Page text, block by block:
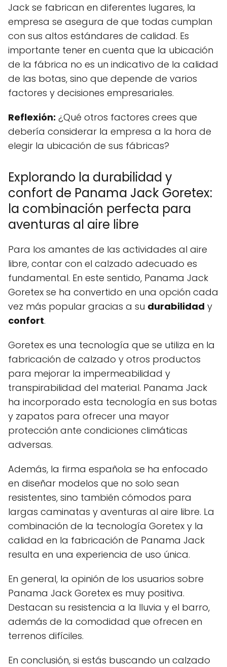
Jack se fabrican en diferentes lugares, la
empresa se asegura de que todas cumplan
con sus altos estándares de calidad. Es
importante tener en cuenta que la ubicación
de la fábrica no es un indicativo de la calidad
de las botas, sino que depende de varios
factores y decisiones empresariales.
Reflexión: ¿Qué otros factores crees que
debería considerar la empresa a la hora de
elegir la ubicación de sus fábricas?
Explorando la durabilidad y
confort de Panama Jack Goretex:
la combinación perfecta para
aventuras al aire libre
Para los amantes de las actividades al aire
libre, contar con el calzado adecuado es
fundamental. En este sentido, Panama Jack
Goretex se ha convertido en una opción cada
vez más popular gracias a su durabilidad y
confort.
Goretex es una tecnología que se utiliza en la
fabricación de calzado y otros productos
para mejorar la impermeabilidad y
transpirabilidad del material. Panama Jack
ha incorporado esta tecnología en sus botas
y zapatos para ofrecer una mayor
protección ante condiciones climáticas
adversas.
Además, la firma española se ha enfocado
en diseñar modelos que no solo sean
resistentes, sino también cómodos para
largas caminatas y aventuras al aire libre. La
combinación de la tecnología Goretex y la
calidad en la fabricación de Panama Jack
resulta en una experiencia de uso única.
En general, la opinión de los usuarios sobre
Panama Jack Goretex es muy positiva.
Destacan su resistencia a la lluvia y el barro,
además de la comodidad que ofrecen en
terrenos difíciles.
En conclusión, si estás buscando un calzado